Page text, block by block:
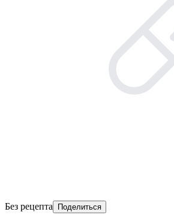
Без рецепта Поделиться